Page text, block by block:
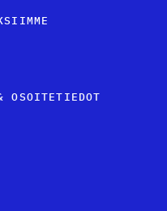
OSOITETIEDOT